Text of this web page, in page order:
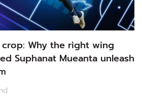
Why the right wing
Suphanat Mueanta unleash